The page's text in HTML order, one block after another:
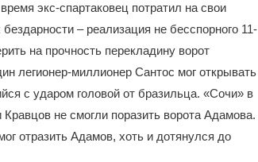
экс-спартаковец потратил на свои
– реализация не бесспорного 11-
на прочность перекладину ворот
легионер-миллионер Сантос мог открывать
с ударом головой от бразильца. «Сочи» в
не смогли поразить ворота Адамова.
отразить Адамов, хоть и дотянулся до